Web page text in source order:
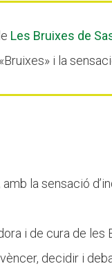
Les Bruixes de
i la
la sensació
i de cura de les
decidir i